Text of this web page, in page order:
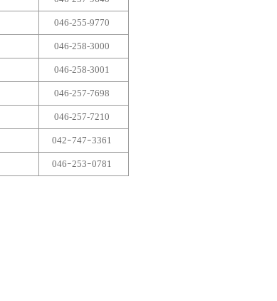
046-255-9770
046-258-3000
046-258-3001
046-257-7698
046-257-7210
042ｰ747ｰ3361
046ｰ253ｰ0781